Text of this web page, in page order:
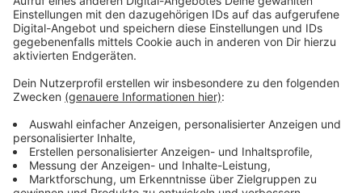
Wir benötigen Ihre
Zustimmung, um den YouTube
Video-Service zu laden!
Wir verwenden einen Service eines
Drittanbieters, um Videoinhalte
einzubetten. Dieser Service kann
Daten zu Ihren Aktivitäten
sammeln. Bitte lesen Sie die
Details durch und stimmen Sie der